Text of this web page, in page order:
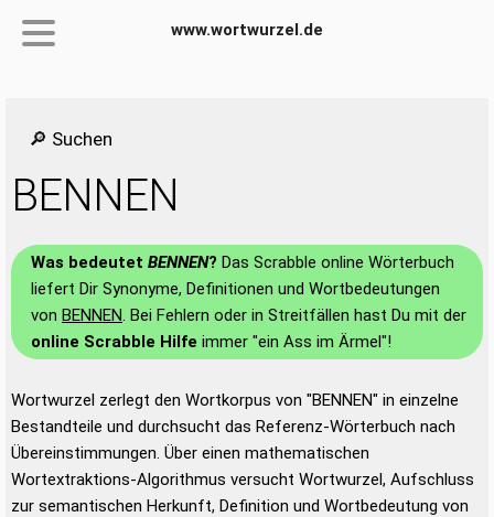
www.wortwurzel.de
🔎 Suchen
BENNEN
Was bedeutet BENNEN? Das Scrabble online Wörterbuch
liefert Dir Synonyme, Definitionen und Wortbedeutungen
von BENNEN. Bei Fehlern oder in Streitfällen hast Du mit der
online Scrabble Hilfe immer "ein Ass im Ärmel"!
Wortwurzel zerlegt den Wortkorpus von "BENNEN" in einzelne
Bestandteile und durchsucht das Referenz-Wörterbuch nach
Übereinstimmungen. Über einen mathematischen
Wortextraktions-Algorithmus versucht Wortwurzel, Aufschluss
zur semantischen Herkunft, Definition und Wortbedeutung von